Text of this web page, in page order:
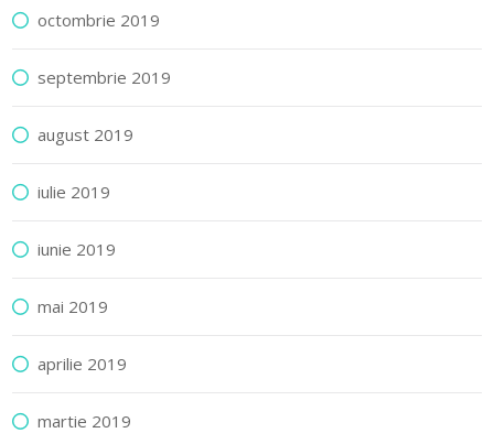
octombrie 2019
septembrie 2019
august 2019
iulie 2019
iunie 2019
mai 2019
aprilie 2019
martie 2019